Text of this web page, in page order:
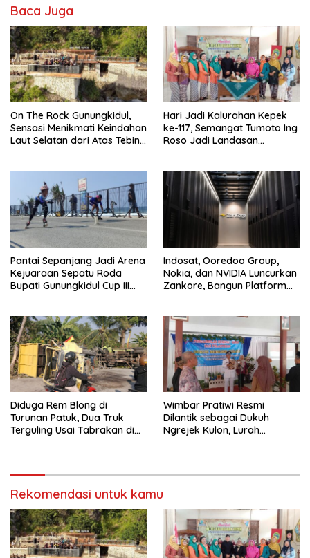
Baca Juga
On The Rock Gunungkidul,
Sensasi Menikmati Keindahan
Laut Selatan dari Atas Tebing
Hari Jadi Kalurahan Kepek
ke-117, Semangat Tumoto Ing
Roso Jadi Landasan
Pantai Sepanjang Jadi Arena
Kejuaraan Sepatu Roda
Bupati Gunungkidul Cup III
Tourism
Indosat, Ooredoo Group,
Nokia, dan NVIDIA Luncurkan
Zankore, Bangun Platform
Diduga Rem Blong di
Turunan Patuk, Dua Truk
Terguling Usai Tabrakan di
Wimbar Pratiwi Resmi
Dilantik sebagai Dukuh
Ngrejek Kulon, Lurah
Rekomendasi untuk kamu